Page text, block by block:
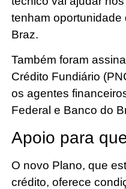
tenham oportunidade
Braz.
Também foram
Crédito Fundiário
os agentes
Federal e Banco do
Apoio para
O novo Plano, que
crédito, oferece